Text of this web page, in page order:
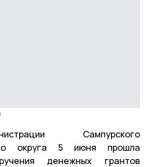
Сампурского
округа 5 июня прошла
денежных грантов